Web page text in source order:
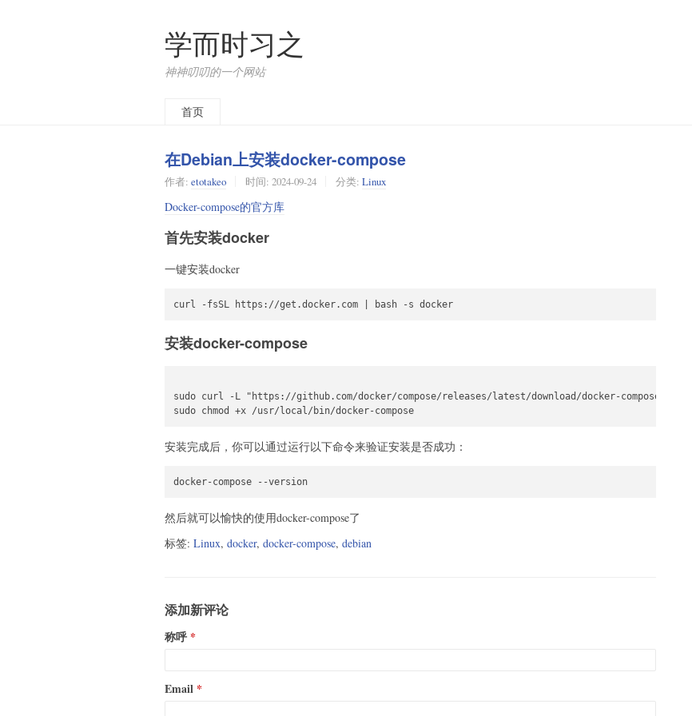
学而时习之
神神叨叨的一个网站
首页
在Debian上安装docker-compose
作者: etotakeo 时间: 2024-09-24 分类: Linux
Docker-compose的官方库
首先安装docker
一键安装docker
安装docker-compose
sudo curl -L "https://github.com/docker/compose/releases/latest/download/docker-compose-
sudo chmod +x /usr/local/bin/docker-compose
安装完成后，你可以通过运行以下命令来验证安装是否成功：
然后就可以愉快的使用docker-compose了
标签: Linux, docker, docker-compose, debian
添加新评论
称呼
Email